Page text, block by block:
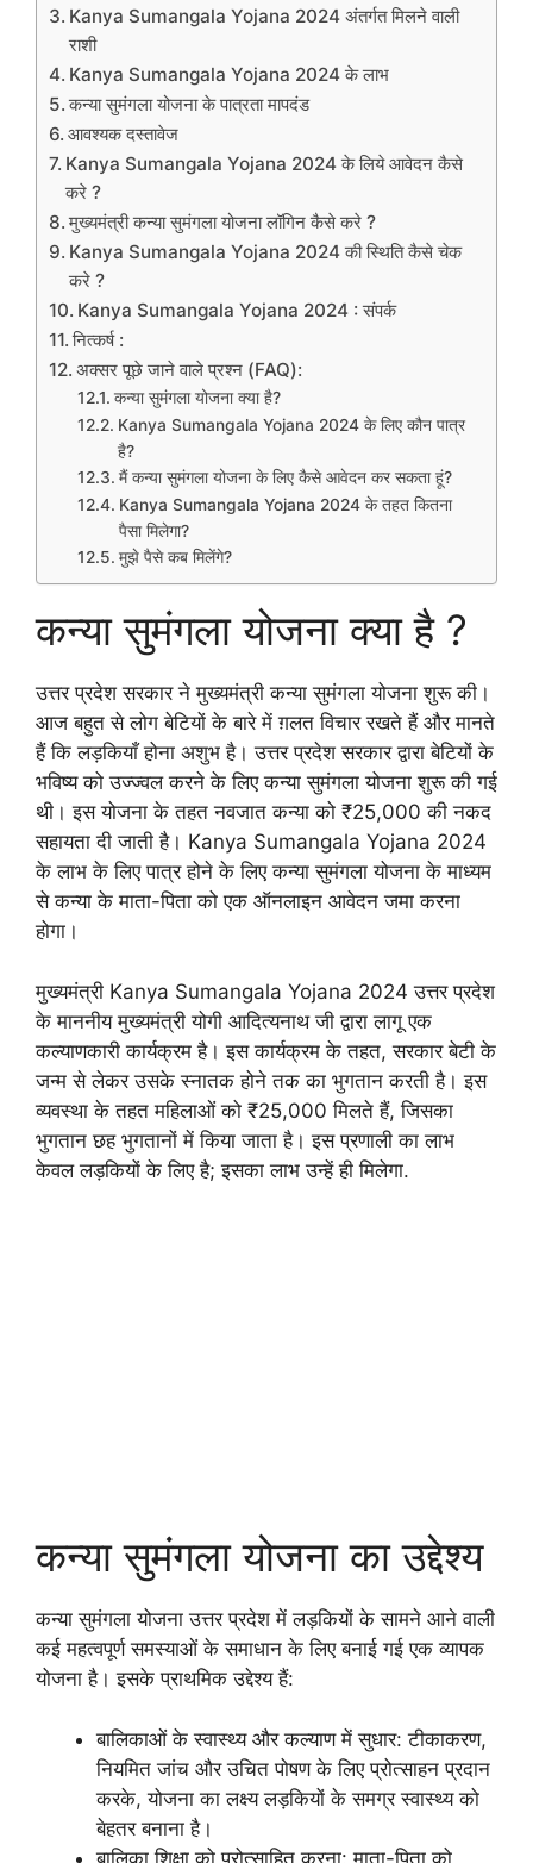
Kanya Sumangala Yojana 2024 अंतर्गत मिलने वाली
राशी
Kanya Sumangala Yojana 2024 के लाभ
कन्या सुमंगला योजना के पात्रता मापदंड
आवश्यक दस्तावेज
Kanya Sumangala Yojana 2024 के लिये आवेदन कैसे
करे ?
मुख्यमंत्री कन्या सुमंगला योजना लॉगिन कैसे करे ?
Kanya Sumangala Yojana 2024 की स्थिति कैसे चेक
करे ?
Kanya Sumangala Yojana 2024 : संपर्क
नित्कर्ष :
अक्सर पूछे जाने वाले प्रश्न (FAQ):
कन्या सुमंगला योजना क्या है?
Kanya Sumangala Yojana 2024 के लिए कौन पात्र
है?
मैं कन्या सुमंगला योजना के लिए कैसे आवेदन कर सकता हूं?
Kanya Sumangala Yojana 2024 के तहत कितना
पैसा मिलेगा?
मुझे पैसे कब मिलेंगे?
कन्या सुमंगला योजना क्या है ?
उत्तर प्रदेश सरकार ने मुख्यमंत्री कन्या सुमंगला योजना शुरू की।
आज बहुत से लोग बेटियों के बारे में ग़लत विचार रखते हैं और मानते
हैं कि लड़कियाँ होना अशुभ है। उत्तर प्रदेश सरकार द्वारा बेटियों के
भविष्य को उज्ज्वल करने के लिए कन्या सुमंगला योजना शुरू की गई
थी। इस योजना के तहत नवजात कन्या को ₹25,000 की नकद
सहायता दी जाती है। Kanya Sumangala Yojana 2024
के लाभ के लिए पात्र होने के लिए कन्या सुमंगला योजना के माध्यम
से कन्या के माता-पिता को एक ऑनलाइन आवेदन जमा करना
होगा।
मुख्यमंत्री Kanya Sumangala Yojana 2024 उत्तर प्रदेश
के माननीय मुख्यमंत्री योगी आदित्यनाथ जी द्वारा लागू एक
कल्याणकारी कार्यक्रम है। इस कार्यक्रम के तहत, सरकार बेटी के
जन्म से लेकर उसके स्नातक होने तक का भुगतान करती है। इस
व्यवस्था के तहत महिलाओं को ₹25,000 मिलते हैं, जिसका
भुगतान छह भुगतानों में किया जाता है। इस प्रणाली का लाभ
केवल लड़कियों के लिए है; इसका लाभ उन्हें ही मिलेगा.
कन्या सुमंगला योजना का उद्देश्य
कन्या सुमंगला योजना उत्तर प्रदेश में लड़कियों के सामने आने वाली
कई महत्वपूर्ण समस्याओं के समाधान के लिए बनाई गई एक व्यापक
योजना है। इसके प्राथमिक उद्देश्य हैं:
बालिकाओं के स्वास्थ्य और कल्याण में सुधार: टीकाकरण,
नियमित जांच और उचित पोषण के लिए प्रोत्साहन प्रदान
करके, योजना का लक्ष्य लड़कियों के समग्र स्वास्थ्य को
बेहतर बनाना है।
बालिका शिक्षा को प्रोत्साहित करना: माता-पिता को